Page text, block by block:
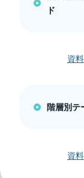
ド
資
階層別テ
資